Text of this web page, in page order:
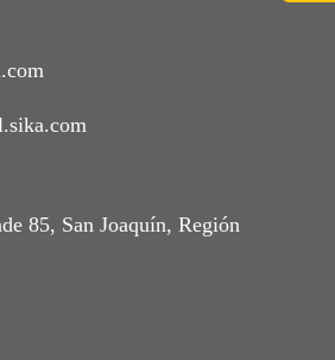
85, San Joaquín, Región